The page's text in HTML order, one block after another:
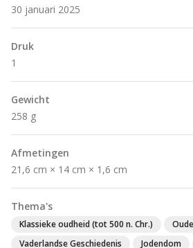
30 januari 2025
Druk
1
Gewicht
258 g
Afmetingen
21,6 cm × 14 cm × 1,6 cm
Thema's
Klassieke oudheid (tot 500 n. Chr.)
Vaderlandse Geschiedenis
Jodendom